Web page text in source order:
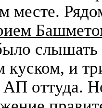
месте.
слышать
куском, и
АП оттуда.